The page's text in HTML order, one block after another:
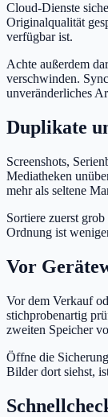
Cloud-Dienste
Originalqualität
verfügbar ist.
Achte außerdem
verschwinden.
unveränderliches
Duplikate
Screenshots,
Mediatheken
mehr als seltene
Sortiere zuerst
Ordnung ist
Vor
Vor dem Verkauf
stichprobenartig
zweiten Speicher
Öffne die
Bilder dort siehst,